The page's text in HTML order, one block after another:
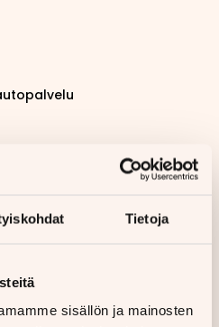
Tietoja
sisällön ja mainosten
272,52 €
vakuutuksesta